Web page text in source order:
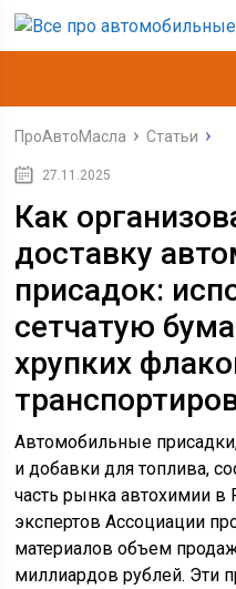
ПроАвтоМасла Статьи
27.11.2025
Как
доставку
присадок:
сетчатую
хрупких
Автомобильные
и добавки для топлива,
часть рынка автохимии в
экспертов Ассоциации
материалов объем
миллиардов рублей. Эти